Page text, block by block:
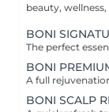
beauty,
BONI
BONI
BONI SCALP